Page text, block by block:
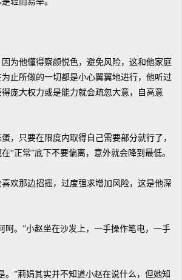
他懂得察颜悦色，避免风险，这和他家庭
止所做的一切都是小心翼翼地进行，他听过
庞大权力或是能力就会疏忽大意，自高意
只要在限度内取得自己需要部分就行了，
“正常”底下不要偏离，意外就会降到最低。
那边招摇，过度强求增加风险，这是他深
。”小赵坐在沙发上，一手操作笔电，一手
莉娟其实并不知道小赵在说什么，但她知